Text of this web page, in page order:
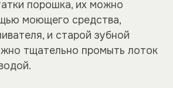
порошка, их можно
моющего средства,
и старой зубной
тщательно промыть лоток